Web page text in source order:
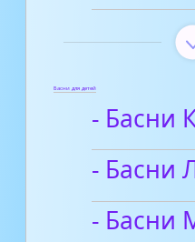
Басни для детей
- Басни
- Басни
- Басни